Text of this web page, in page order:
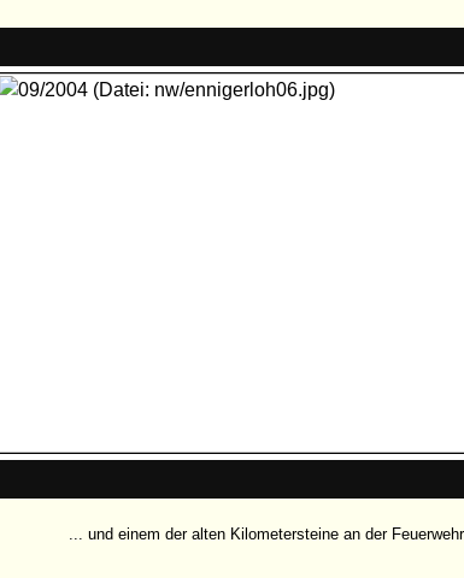
... und einem der alten Kilometersteine an der